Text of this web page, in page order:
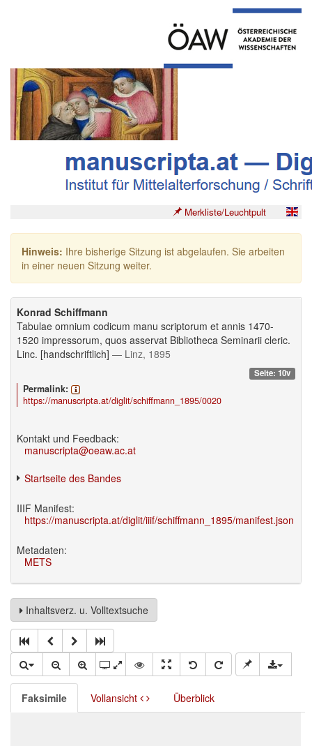
Merkliste/Leuchtpult
Hinweis: Ihre bisherige Sitzung ist abgelaufen. Sie arbeiten
in einer neuen Sitzung weiter.
Konrad Schiffmann
Tabulae omnium codicum manu scriptorum et annis 1470-
1520 impressorum, quos asservat Bibliotheca Seminarii cleric.
Linc. [handschriftlich] — Linz, 1895
Seite: 10v
Permalink:
https://manuscripta.at/diglit/schiffmann_1895/0020
Kontakt und Feedback:
manuscripta@oeaw.ac.at
Startseite des Bandes
IIIF Manifest:
https://manuscripta.at/diglit/iiif/schiffmann_1895/manifest.json
Metadaten:
METS
Inhaltsverz. u. Volltextsuche
Faksimile Vollansicht Überblick